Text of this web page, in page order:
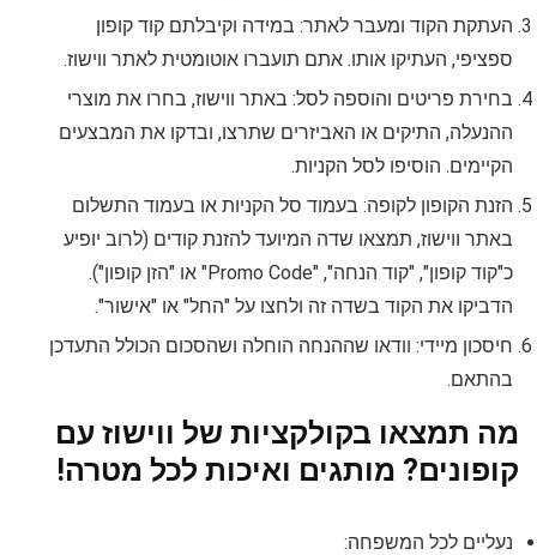
העתקת הקוד ומעבר לאתר: במידה וקיבלתם קוד קופון
ספציפי, העתיקו אותו. אתם תועברו אוטומטית לאתר ווישוז.
בחירת פריטים והוספה לסל: באתר ווישוז, בחרו את מוצרי
ההנעלה, התיקים או האביזרים שתרצו, ובדקו את המבצעים
הקיימים. הוסיפו לסל הקניות.
הזנת הקופון לקופה: בעמוד סל הקניות או בעמוד התשלום
באתר ווישוז, תמצאו שדה המיועד להזנת קודים (לרוב יופיע
כ"קוד קופון", "קוד הנחה", "Promo Code" או "הזן קופון").
הדביקו את הקוד בשדה זה ולחצו על "החל" או "אישור".
חיסכון מיידי: וודאו שההנחה הוחלה ושהסכום הכולל התעדכן
בהתאם.
מה תמצאו בקולקציות של ווישוז עם
קופונים? מותגים ואיכות לכל מטרה!
נעליים לכל המשפחה: